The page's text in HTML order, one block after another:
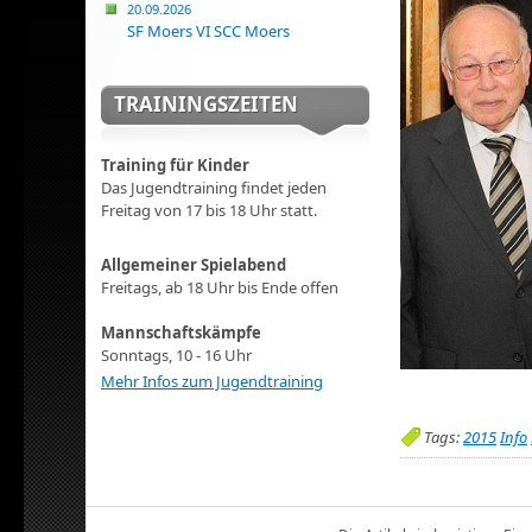
Tags:2015Info
20.09.2026
SF Moers VI SCC Moers
TRAININGSZEITEN
Training für Kinder
Das Jugendtraining findet jeden
Freitag von 17 bis 18 Uhr statt.
Allgemeiner Spielabend
Freitags, ab 18 Uhr bis Ende offen
Mannschaftskämpfe
Sonntags, 10 - 16 Uhr
Mehr Infos zum Jugendtraining